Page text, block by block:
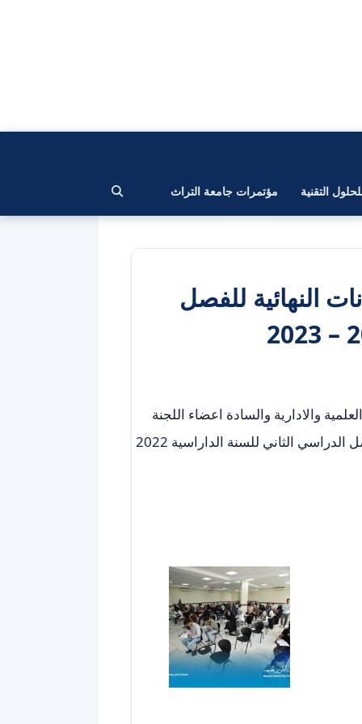
التقنية مؤتمرات جامعة التراث
النهائية للفصل
والادارية والسادة اعضاء اللجنة
الإمتحانية ، تواصل كلية الطوسي الجامعة الإمتحانات النهائية للفصل الدراسي الثاني للسنة الداراسية 2022